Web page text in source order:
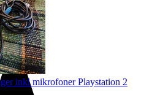
inkl mikrofoner Playstation 2